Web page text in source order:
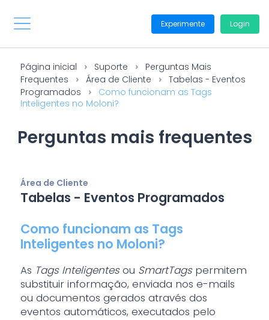
Experimente Login
Página inicial Suporte
Perguntas Mais
Frequentes
Área de Cliente
Tabelas - Eventos
Programados
Como funcionam as Tags
Inteligentes no Moloni?
Perguntas mais frequentes
Área de Cliente
Tabelas - Eventos Programados
Como funcionam as Tags
Inteligentes no Moloni?
As Tags Inteligentesou SmartTagspermitem
substituir informação, enviada nos e-mails
ou documentos gerados através dos
eventos automáticos, executados pelo